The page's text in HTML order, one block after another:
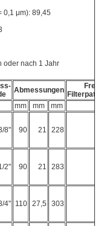
0,1 μm): 89,45
oder nach 1 Jahr
Abmessungen
mm mm mm
8" 90 21 228
2" 90 21 283
4" 110 27,5 303